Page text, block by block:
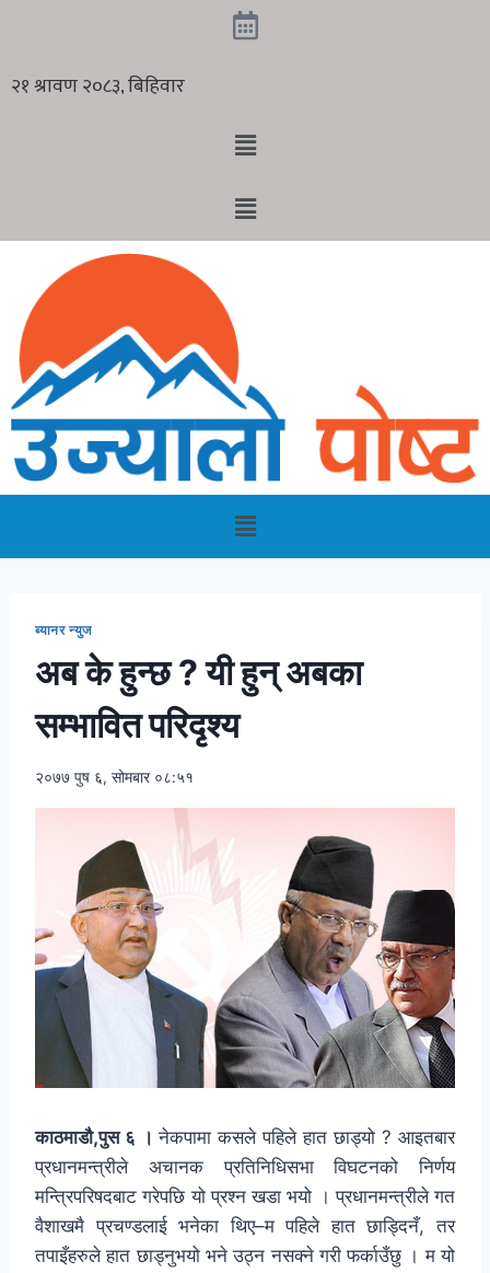
ब्यानर न्युज
अब के हुन्छ ? यी हुन् अबका
सम्भावित परिदृश्य
२०७७ पुष ६, सोमबार ०८:५१
काठमाडौ,पुस ६ ।नेकपामा कसले पहिले हात छाड्यो ? आइतबार
प्रधानमन्त्रीले अचानक प्रतिनिधिसभा विघटनको निर्णय
मन्त्रिपरिषदबाट गरेपछि यो प्रश्न खडा भयो । प्रधानमन्त्रीले गत
वैशाखमै प्रचण्डलाई भनेका थिए–म पहिले हात छाड्दिनँ, तर
तपाइँहरुले हात छाड्नुभयो भने उठ्न नसक्ने गरी फर्काउँछु । म यो